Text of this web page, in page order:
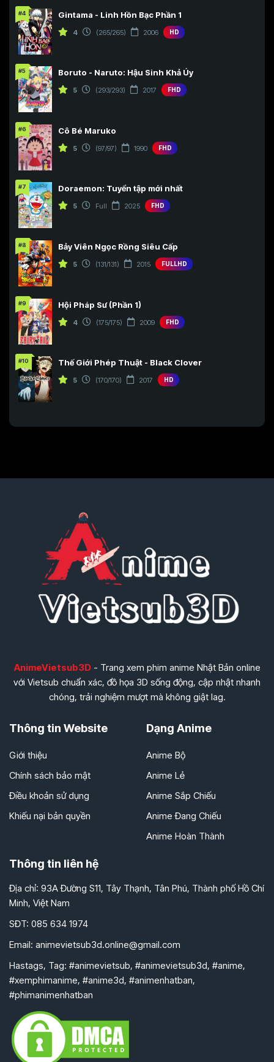
#4 Gintama - Linh Hồn Bạc Phần 1
4 (265/265) 2006 HD
#5 Boruto - Naruto: Hậu Sinh Khả Úy
5 (293/293) 2017 FHD
#6 Cô Bé Maruko
5 (97/97) 1990 FHD
#7 Doraemon: Tuyển tập mới nhất
5 Full 2025 FHD
#8 Bảy Viên Ngọc Rồng Siêu Cấp
5 (131/131) 2015 FULLHD
#9 Hội Pháp Sư (Phần 1)
4 (175/175) 2009 FHD
#10 Thế Giới Phép Thuật - Black Clover
5 (170/170) 2017 HD
AnimeVietsub3D- Trang xem phim anime Nhật Bản online
với Vietsub chuẩn xác, đồ họa 3D sống động, cập nhật nhanh
chóng, trải nghiệm mượt mà không giật lag.
Thông tin Website
Giới thiệu
Chính sách bảo mật
Điều khoản sử dụng
Khiếu nại bản quyền
Dạng Anime
Anime Bộ
Anime Lẻ
Anime Sắp Chiếu
Anime Đang Chiếu
Anime Hoàn Thành
Thông tin liên hệ
Địa chỉ: 93A Đường S11, Tây Thạnh, Tân Phú, Thành phố Hồ Chí
Minh, Việt Nam
SĐT: 085 634 1974
Email: animevietsub3d.online@gmail.com
Hastags, Tag: #animevietsub, #animevietsub3d, #anime,
#xemphimanime, #anime3d, #animenhatban,
#phimanimenhatban